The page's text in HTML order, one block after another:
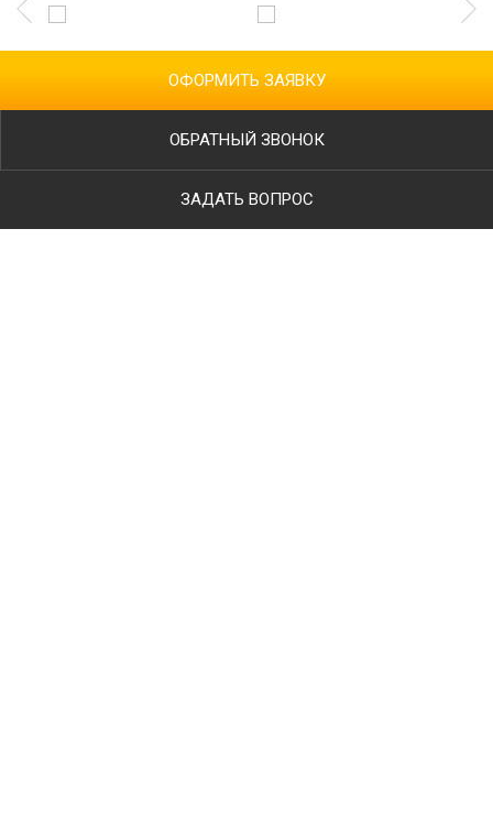
ОФОРМИТЬ ЗАЯВКУ
ОБРАТНЫЙ ЗВОНОК
ЗАДАТЬ ВОПРОС